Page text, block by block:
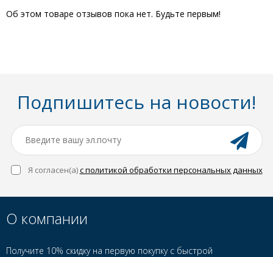
Об этом товаре отзывов пока нет. Будьте первым!
Подпишитесь на новости!
Я согласен(a)с политикой обработки персональных данных
О компании
Получите 10% скидку на первую покупку с быстрой